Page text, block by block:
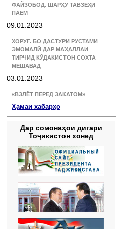
ФАЙЗОБОД. ШАРҲУ ТАВЗЕҲИ
ПАЁМ
09.01.2023
ХОРУҒ. БО ДАСТУРИ РУСТАМИ
ЭМОМАЛӢ ДАР МАҲАЛЛАИ
ТИРЧИД КӮДАКИСТОН СОХТА
МЕШАВАД
03.01.2023
«ВЗЛЁТ ПЕРЕД ЗАКАТОМ»
Ҳамаи хабарҳо
Дар сомонаҳои дигари
Тоҷикистон хонед